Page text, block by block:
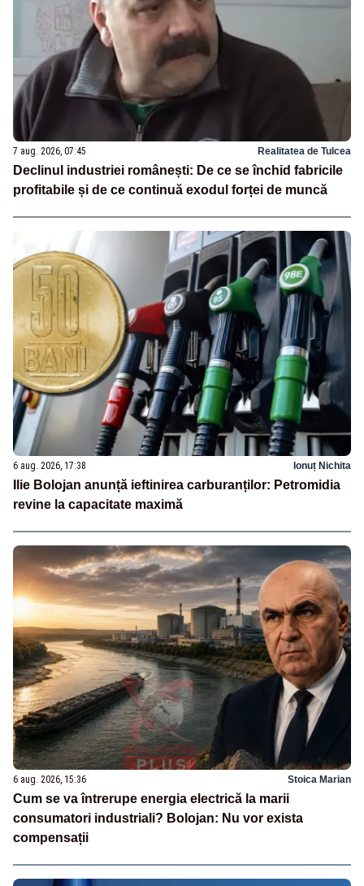
7 aug. 2026, 07:45 Realitatea de Tulcea
Declinul industriei românești: De ce se închid fabricile
profitabile și de ce continuă exodul forței de muncă
6 aug. 2026, 17:38 Ionuț Nichita
Ilie Bolojan anunță ieftinirea carburanților: Petromidia
revine la capacitate maximă
6 aug. 2026, 15:36 Stoica Marian
Cum se va întrerupe energia electrică la marii
consumatori industriali? Bolojan: Nu vor exista
compensații